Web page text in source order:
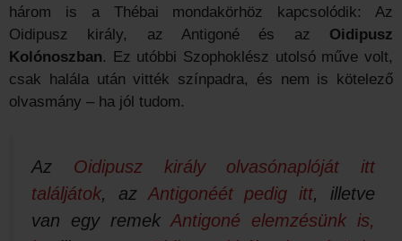
három is a Thébai mondakörhöz kapcsolódik: Az
Oidipusz király, az Antigoné és az Oidipusz
Kolónoszban. Ez utóbbi Szophoklész utolsó műve volt,
csak halála után vitték színpadra, és nem is kötelező
olvasmány – ha jól tudom.
Az Oidipusz király olvasónaplóját itt
találjátok, az Antigonéét pedig itt, illetve
van egy remek Antigoné elemzésünk is,